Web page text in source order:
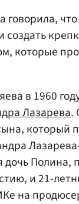
говорила,
создать
которые
в 1960
Лазарева.
который
дочь
и 21-
на